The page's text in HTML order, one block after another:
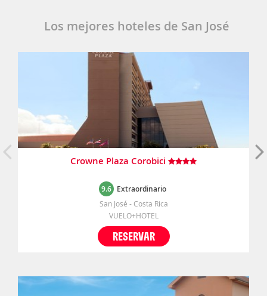
Los mejores hoteles de San José
Crowne Plaza Corobici
9.6 Extraordinario
San José - Costa Rica
VUELO+HOTEL
RESERVAR